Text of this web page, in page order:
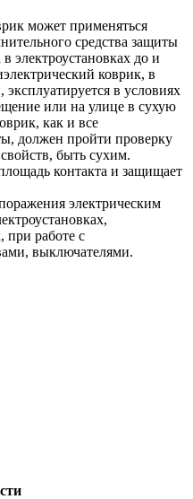
может применяться
средства защиты
электроустановках до и
коврик, в
эксплуатируется в условиях
или на улице в сухую
как и все
должен пройти проверку
быть сухим.
контакта и защищает
электрическим
при работе с
выключателями.